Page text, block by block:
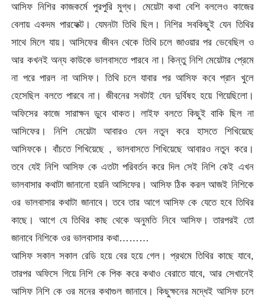
আসিফ নিশির কাজকর্মে পুরপুরি মুগ্ধ। মেয়েটা কথা বেশি বললেও কাজের
বেলায় একদম পারফেক্ট। যেমনটা তিথি ছিল। নিশির সবকিছুই যেন তিথির
সাথে মিলে যায়। আসিফের জীবন থেকে তিথি চলে জাওয়ার পর ভেবেছিল ও
আর কখনই অন্য কাউকে ভালবাসতে পারবে না। কিন্তু নিশি মেয়েটার প্রেমে
না পরে পারল না আসিফ। তিথি চলে যাবার পর আসিফ কবে প্রান খুলে
হেসেছিল বলতে পারবে না। জীবনের সবটাই যেন দুর্বিষহ হয়ে গিয়েছিলো।
অফিসের কাজে সারাক্ষন ডুবে থাকত। লাইফ বলতে কিছুই বাকি ছিল না
আসিফের। নিশি মেয়েটা আবারও যেন নতুন করে হাসতে শিখিয়েছে
আসিফকে। বাঁচতে শিখিয়েছে , ভালবাসতে শিখিয়েছে আবারও নতুন করে।
তবে যেই নিশি আসিফ কে এতটা পরিবর্তন করে দিল সেই নিশি কেই এখন
ভালবাসার কথাটা জানানো হয়নি আসিফের। আসিফ ঠিক করল আজই নিশিকে
ওর ভালবাসার কথাটা জানাবে। তবে তার আগে আসিফ কে যেতে হবে তিথির
কাছে। আগে যে তিথির কাছ থেকে অনুমতি নিবে আসিফ। তারপরই তো
জানাবে নিশিকে ওর ভালবাসার কথা………
আসিফ সকাল সকাল রেডি হয়ে বের হয়ে গেল। প্রথমে তিথির কাছে যাবে,
তারপর অফিসে গিয়ে নিশি কে পিক করে কথাও বেরাতে যাবে, আর সেখানেই
আসিফ নিশি কে ওর মনের কথাগুল জানাবে। কিছুক্ষনের মদ্ধেই আসিফ চলে